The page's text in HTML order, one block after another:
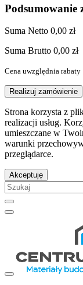
Podsumowanie
Suma Netto 0,00 zł
Suma Brutto 0,00 zł
Cena uwzględnia rabaty
Realizuj zamówienie
Strona korzysta z
realizacji usług.
umieszczane w
warunki
przeglądarce.
Akceptuję